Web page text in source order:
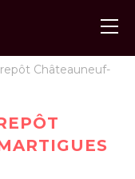
Châteauneuf-